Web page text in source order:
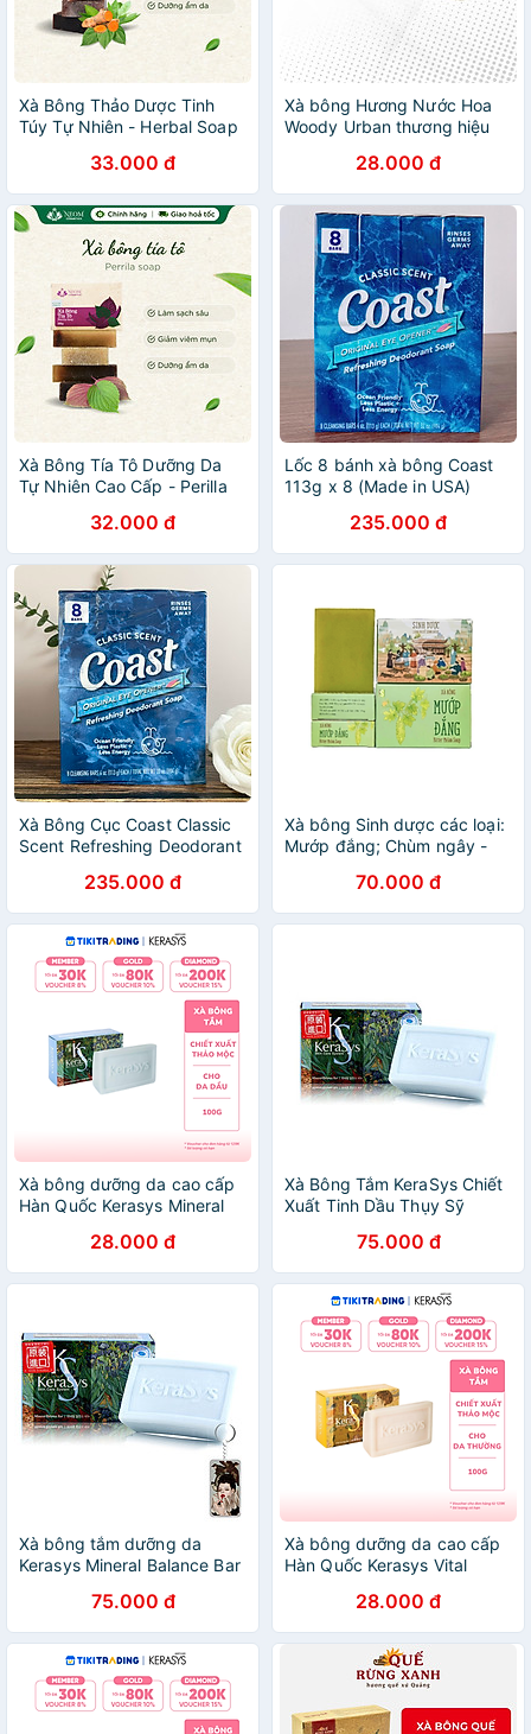
Xà Bông Thảo Dược Tinh
Túy Tự Nhiên - Herbal Soap
33.000 đ
Xà bông Hương Nước Hoa
Woody Urban thương hiệu
28.000 đ
Xà Bông Tía Tô Dưỡng Da
Tự Nhiên Cao Cấp - Perilla
32.000 đ
Lốc 8 bánh xà bông Coast
113g x 8 (Made in USA)
235.000 đ
Xà Bông Cục Coast Classic
Scent Refreshing Deodorant
235.000 đ
Xà bông Sinh dược các loại:
Mướp đắng; Chùm ngây -
70.000 đ
Xà bông dưỡng da cao cấp
Hàn Quốc Kerasys Mineral
dầu) 100gr28.000 đ
Xà Bông Tắm KeraSys Chiết
Xuất Tinh Dầu Thụy Sỹ
Quốc 100g75.000 đ
Xà bông tắm dưỡng da
Kerasys Mineral Balance Bar
da dầu + Móc khoá
75.000 đ
Xà bông dưỡng da cao cấp
Hàn Quốc Kerasys Vital
cho da thường) 100gr
28.000 đ